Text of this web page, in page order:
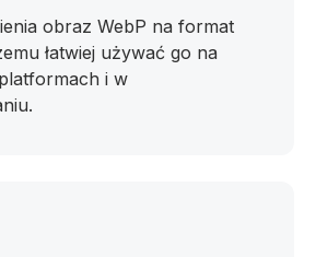
obraz WebP na format
łatwiej używać go na
i w